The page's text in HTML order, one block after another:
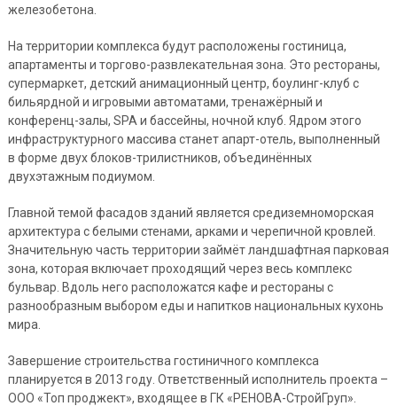
железобетона.
На территории комплекса будут расположены гостиница,
апартаменты и торгово-развлекательная зона. Это рестораны,
супермаркет, детский анимационный центр, боулинг-клуб с
бильярдной и игровыми автоматами, тренажёрный и
конференц-залы, SPA и бассейны, ночной клуб. Ядром этого
инфраструктурного массива станет апарт-отель, выполненный
в форме двух блоков-трилистников, объединённых
двухэтажным подиумом.
Главной темой фасадов зданий является средиземноморская
архитектура с белыми стенами, арками и черепичной кровлей.
Значительную часть территории займёт ландшафтная парковая
зона, которая включает проходящий через весь комплекс
бульвар. Вдоль него расположатся кафе и рестораны с
разнообразным выбором еды и напитков национальных кухонь
мира.
Завершение строительства гостиничного комплекса
планируется в 2013 году. Ответственный исполнитель проекта –
ООО «Топ проджект», входящее в ГК «РЕНОВА-СтройГруп».